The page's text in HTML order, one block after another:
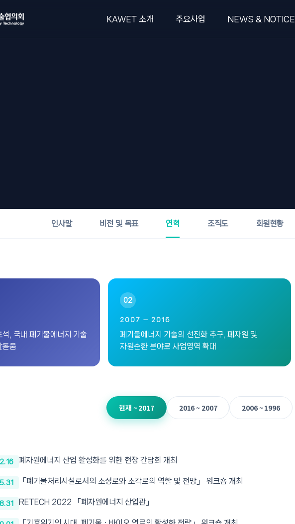
KAWET 소개 주요사업 NEWS & NOTICE
인사말 비전 및 목표 연혁 조직도 회원현황
, 국내 폐기물에너지 기술
돋움
02
2007 — 2016
폐기물에너지 기술의 선진화 추구, 폐자원 및
자원순환 분야로 사업영역 확대
현재 ~ 2017 2016 ~ 2007 2006 ~ 1996
폐자원에너지 산업 활성화를 위한 현장 간담회 개최
「폐기물처리시설로서의 소성로와 소각로의 역할 및 전망」 워크숍 개최
RETECH 2022 「폐자원에너지 산업관」